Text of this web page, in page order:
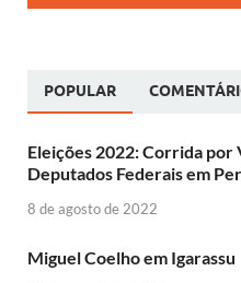
POPULAR
Eleições 2022: Corrida por
Deputados Federais em
8 de agosto de 2022
Miguel Coelho em Igarassu